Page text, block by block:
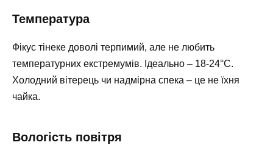
Температура
Фікус тінеке доволі терпимий, але не любить
температурних екстремумів. Ідеально – 18-24°C.
Холодний вітерець чи надмірна спека – це не їхня
чайка.
Вологість повітря